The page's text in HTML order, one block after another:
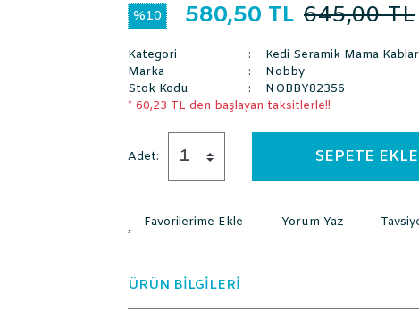
%10 580,50 TL 645,00 TL
Kategori
Kedi Seramik Mama
Marka
Nobby
Stok Kodu
NOBBY82356
* 60,23 TL den başlayan taksitlerle!!
Adet: SEPETE EKLE
Yorum Yaz
ÜRÜN BİLGİLERİ